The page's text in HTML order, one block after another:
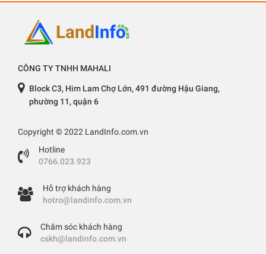
CÔNG TY TNHH MAHALI
Block C3, Him Lam Chợ Lớn, 491 đường Hậu Giang,
phường 11, quận 6
Copyright © 2022 LandInfo.com.vn
Hotline
0766.023.923
Hỗ trợ khách hàng
hotro@landinfo.com.vn
Chăm sóc khách hàng
cskh@landinfo.com.vn